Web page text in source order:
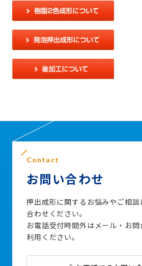
Contact
お問い合わせ
押出成形に関するお悩みやご相
合わせください。
お電話受付時間外はメール・お
利用ください。